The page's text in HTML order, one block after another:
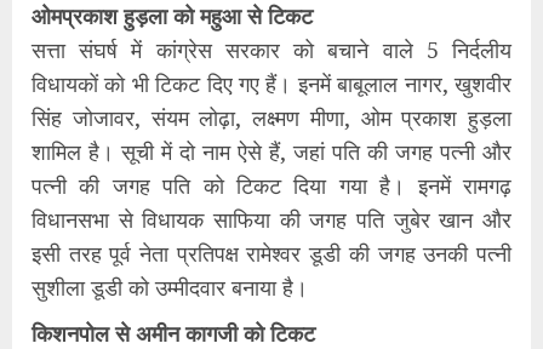
ओमप्रकाश हुड़ला को महुआ से टिकट
सत्ता संघर्ष में कांग्रेस सरकार को बचाने वाले 5 निर्दलीय
विधायकों को भी टिकट दिए गए हैं। इनमें बाबूलाल नागर, खुशवीर
सिंह जोजावर, संयम लोढ़ा, लक्ष्मण मीणा, ओम प्रकाश हुड़ला
शामिल है। सूची में दो नाम ऐसे हैं, जहां पति की जगह पत्नी और
पत्नी की जगह पति को टिकट दिया गया है। इनमें रामगढ़
विधानसभा से विधायक साफिया की जगह पति जुबेर खान और
इसी तरह पूर्व नेता प्रतिपक्ष रामेश्वर डूडी की जगह उनकी पत्नी
सुशीला डूडी को उम्मीदवार बनाया है।
किशनपोल से अमीन कागजी को टिकट